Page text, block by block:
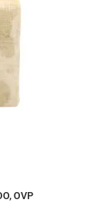
OVP